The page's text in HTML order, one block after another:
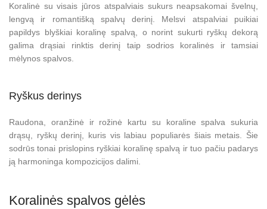
Koralinė su visais jūros atspalviais sukurs neapsakomai švelnų,
lengvą ir romantišką spalvų derinį. Melsvi atspalviai puikiai
papildys blyškiai koralinę spalvą, o norint sukurti ryškų dekorą
galima drąsiai rinktis derinį taip sodrios koralinės ir tamsiai
mėlynos spalvos.
Ryškus derinys
Raudona, oranžinė ir rožinė kartu su koraline spalva sukuria
drąsų, ryškų derinį, kuris vis labiau populiarės šiais metais. Šie
sodrūs tonai prislopins ryškiai koralinę spalvą ir tuo pačiu padarys
ją harmoninga kompozicijos dalimi.
Koralinės spalvos gėlės